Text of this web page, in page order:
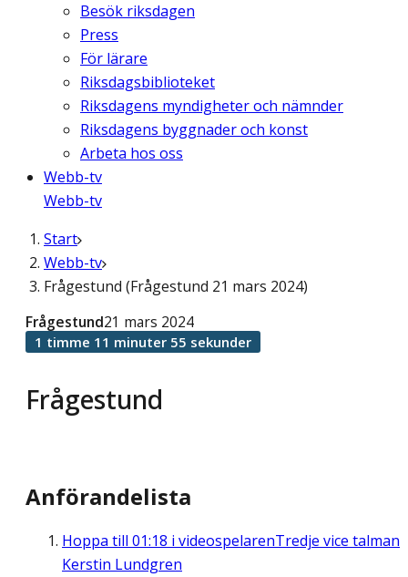
Besök riksdagen
Press
För lärare
Riksdagsbiblioteket
Riksdagens myndigheter och nämnder
Riksdagens byggnader och konst
Arbeta hos oss
Webb-tv
Webb-tv
Start
Webb-tv
Frågestund (Frågestund 21 mars 2024)
Frågestund
Frågestund21 mars 2024
1 timme 11 minuter 55 sekunder
Anförandelista
Hoppa till 01:18 i videospelarenTredje vice talman
Kerstin Lundgren